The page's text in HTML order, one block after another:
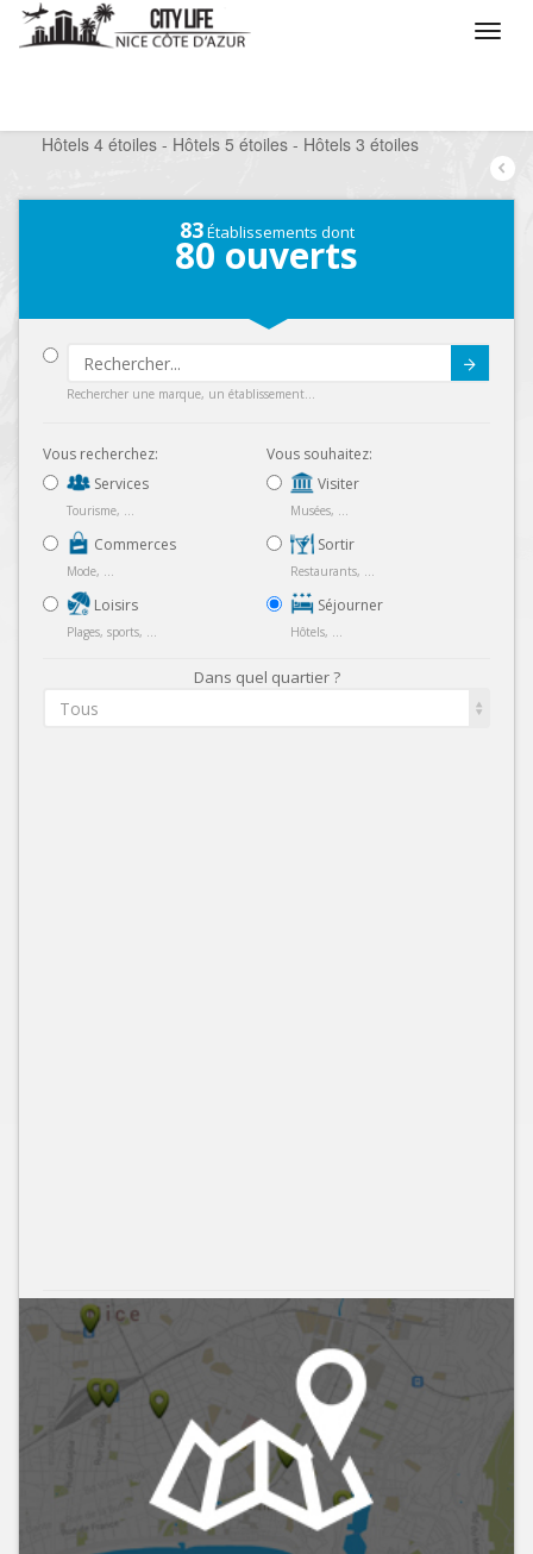
Hôtels 4 étoiles - Hôtels 5 étoiles - Hôtels 3 étoiles
83Établissements dont
80 ouverts
Rechercher une marque, un établissement...
Vous recherchez:
Services
Tourisme, ...
Commerces
Mode, ...
Loisirs
Plages, sports, ...
Vous souhaitez:
Visiter
Musées, ...
Sortir
Restaurants, ...
Séjourner
Hôtels, ...
Dans quel quartier ?
Tous